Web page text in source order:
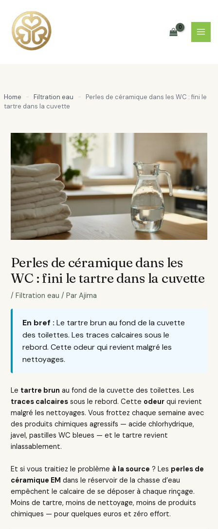
contenu
Home - Filtration eau -
Perles de céramique dans les WC : fini le
tartre dans la cuvette
Perles de céramique dans les
WC : fini le tartre dans la cuvette
/Filtration eau / ParAjima
En bref : Le tartre brun au fond de la cuvette
des toilettes. Les traces calcaires sous le
rebord. Cette odeur qui revient malgré les
nettoyages.
Le tartre brun au fond de la cuvette des toilettes. Les
traces calcaires sous le rebord. Cette odeur qui revient
malgré les nettoyages. Vous frottez chaque semaine avec
des produits chimiques agressifs — acide chlorhydrique,
javel, pastilles WC bleues — et le tartre revient
inlassablement.
Et si vous traitiez le problème à la source ? Les perles de
céramique EM dans le réservoir de la chasse d’eau
empêchent le calcaire de se déposer à chaque rinçage.
Moins de tartre, moins de nettoyage, moins de produits
chimiques — pour quelques euros et zéro effort.